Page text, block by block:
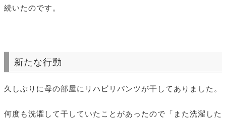
続いたのです。
新たな行動
久しぶりに母の部屋にリハビリパンツが干してありました。
何度も洗濯して干していたことがあったので「また洗濯した